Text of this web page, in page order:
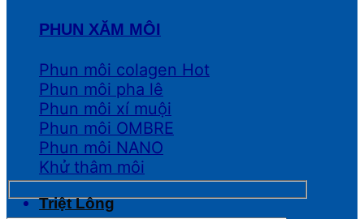
PHUN XĂM MÔI
Phun môi colagen
Phun môi pha lê
Phun môi xí muội
Phun môi OMBRE
Phun môi NANO
Khử thâm môi
Triệt Lông